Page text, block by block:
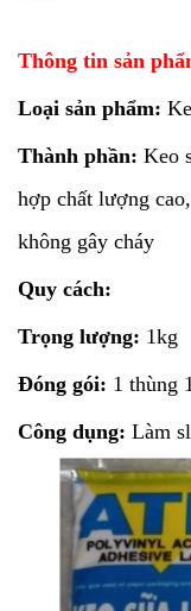
Thông tin sản
Loại sản phẩm:
Thành phần: Keo
hợp chất lượng
không gây cháy
Quy cách:
Trọng lượng: 1kg
Đóng gói: 1 thùng
Công dụng: Làm